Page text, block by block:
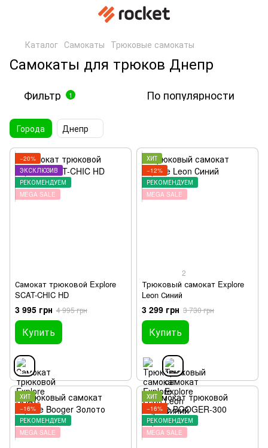
Каталог Самокаты Трюковые самокаты
Самокаты для трюков Днепр
Фильтр 1 По популярности
Города Днепр
−20%
ЭКСКЛЮЗИВ
РЕКОМЕНДУЕМ
MEGA SALE
Самокат трюковой Explore
SCAT-CHIC HD
3 995 грн 4 995 грн
Купить
ХИТ
−12%
РЕКОМЕНДУЕМ
MEGA SALE
2
Трюковый самокат Explore
Leon Синий
3 299 грн 3 730 грн
Купить
ХИТ
−16%
РЕКОМЕНДУЕМ
MEGA SALE
ХИТ
−16%
РЕКОМЕНДУЕМ
MEGA SALE